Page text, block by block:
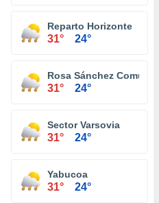
Reparto Horizonte
31° 24°
Rosa Sánchez
31° 24°
Sector Varsovia
31° 24°
Yabucoa
31° 24°